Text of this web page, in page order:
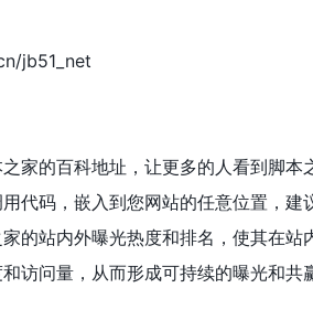
jb51_net
家的百科地址，让更多的人看到脚本
代码，嵌入到您网站的任意位置，
的站内外曝光热度和排名，使其在
访问量，从而形成可持续的曝光和共